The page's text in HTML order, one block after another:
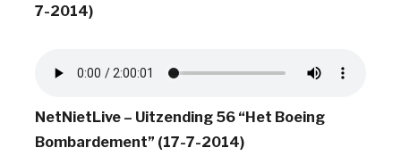
7-2014)
NetNietLive – Uitzending 56 “Het Boeing
Bombardement” (17-7-2014)